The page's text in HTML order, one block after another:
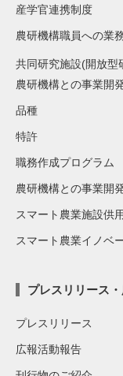
産学官連携制度
農研機構職員への業
共同研究施設(開放型
農研機構との事業開
品種
特許
職務作成プログラム
農研機構との事業開
スマート農業施設供
スマート農業イノベ
プレスリリース
プレスリリース
広報活動報告